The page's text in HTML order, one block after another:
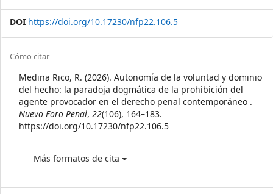
DOI https://doi.org/10.17230/nfp22.106.5
Article
Details
Cómo citar
Medina Rico, R. (2026). Autonomía de la voluntad y dominio
del hecho: la paradoja dogmática de la prohibición del
agente provocador en el derecho penal contemporáneo .
Nuevo Foro Penal, 22(106), 164–183.
https://doi.org/10.17230/nfp22.106.5
Más formatos de cita